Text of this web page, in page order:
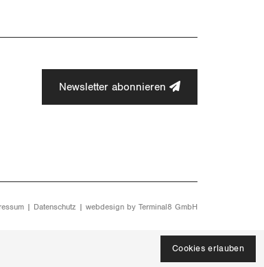
Cookies erlauben
Newsletter abonnieren
| Datenschutz | webdesign by Terminal8 GmbH